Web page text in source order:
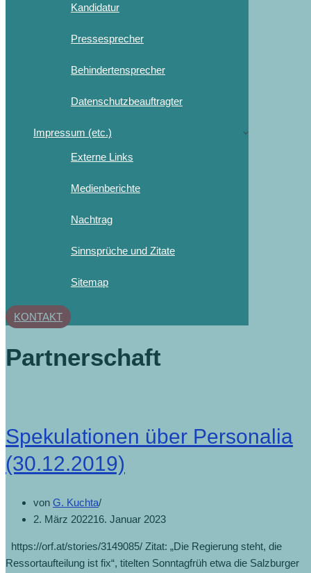
Kandidatur
Pressesprecher
Behindertensprecher
Datenschutzbeauftragter
Impressum (etc.)
Externe Links
Medienberichte
Nachtrag
Sinnsprüche und Zitate
Sitemap
KONTAKT
Partnerschaft
Spekulationen über Personalia
(30.12.2019)
von G. Kuchta
2. März 202216. Januar 2023
https://orf.at/stories/3149085/ Zitat: „Die Regierung steht, die
Ressortaufteilung ist fix“, titelten Sonntagfrüh etwa die Salzburger